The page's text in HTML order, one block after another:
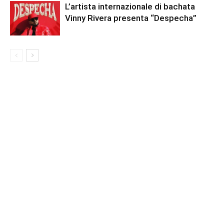
L’artista internazionale di bachata
Vinny Rivera presenta “Despecha”